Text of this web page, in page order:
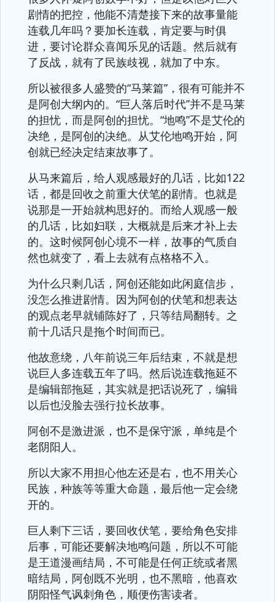
剧情的把控，他能不清楚接下来的故事量能
连载几年吗？要加长连载，肯定要与时俱
进，要讨论群众喜闻乐见的话题。然后就有
了反战，就有了民族歧视，就加了中东。
所以被很多人盛赞的“马莱篇”，很有可能并不
是阿创大纲内的。“巨人落后时代”并不是马莱
的担忧，而是阿创的担忧。“地鸣”不是艾伦的
决绝，是阿创的决绝。从艾伦地鸣开始，阿
创就已经决定结束故事了。
从马来篇后，给人观感最好的几话，比如122
话，都是回收之前重大伏笔的剧情。也就是
说那是一开始就构思好的。而给人观感一般
的几话，比如妇联，大概就是后来才补上去
的。这时候阿创心境不一样，故事的气质自
然也就变了，看上去就有点格格不入。
为什么只剩几话，阿创还能如此闲庭信步，
没怎么推进剧情。因为阿创的伏笔和想表达
的观点老早就铺陈好了，只等结局翻转。之
前十几话只是拖个时间而已。
他故意绕，八年前说三年后结束，不就是想
说巨人多连载五年了吗。然后说连载拖延不
是编辑部拖延，其实就是把话说死了，编辑
以后也没脸去强行拉长故事。
阿创不是激进派，也不是保守派，单纯是个
老阴阳人。
所以大家不用担心他左还是右，也不用关心
民族，种族等等重大命题，最后他一定会绕
开的。
巨人剩下三话，要回收伏笔，要给角色安排
后事，可能还要解决地鸣问题，所以不可能
是王道漫画结局，不可能是任何正统或者黑
暗结局，阿创既不光明，也不黑暗，他喜欢
阴阳怪气讽刺角色，顺便伤害读者。